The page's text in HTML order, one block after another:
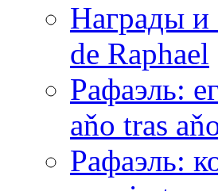
Награды и
de Raphael
Рафаэль:
aňo tras
Рафаэль: